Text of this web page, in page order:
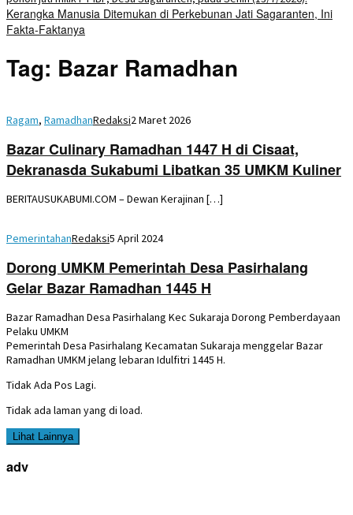
Kerangka Manusia Ditemukan di Perkebunan Jati Sagaranten, Ini
Fakta-Faktanya
Tag: Bazar Ramadhan
Ragam, RamadhanRedaksi2 Maret 2026
Bazar Culinary Ramadhan 1447 H di Cisaat,
Dekranasda Sukabumi Libatkan 35 UMKM Kuliner
BERITAUSUKABUMI.COM – Dewan Kerajinan […]
PemerintahanRedaksi5 April 2024
Dorong UMKM Pemerintah Desa Pasirhalang
Gelar Bazar Ramadhan 1445 H
Bazar Ramadhan Desa Pasirhalang Kec Sukaraja Dorong Pemberdayaan
Pelaku UMKM
Pemerintah Desa Pasirhalang Kecamatan Sukaraja menggelar Bazar
Ramadhan UMKM jelang lebaran Idulfitri 1445 H.
Tidak Ada Pos Lagi.
Tidak ada laman yang di load.
Lihat Lainnya
adv